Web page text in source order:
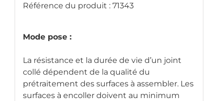
Référence du produit : 71343
Mode pose :
La résistance et la durée de vie d’un joint
collé dépendent de la qualité du
prétraitement des surfaces à assembler. Les
surfaces à encoller doivent au minimum